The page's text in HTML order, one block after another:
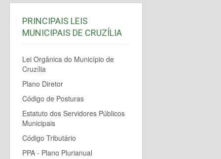
PRINCIPAIS LEIS
MUNICIPAIS DE CRUZÍLIA
Lei Orgânica do Município de
Cruzília
Plano Diretor
Código de Posturas
Estatuto dos Servidores Públicos
Municipais
Código Tributário
PPA - Plano Plurianual